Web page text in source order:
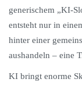
generischem „KI-
entsteht nur in
hinter einer
aushandeln – eine
KI bringt enorme